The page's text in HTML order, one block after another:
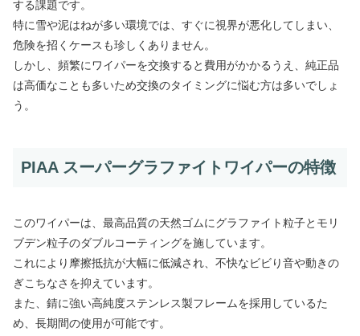
する課題です。
特に雪や泥はねが多い環境では、すぐに視界が悪化してしまい、
危険を招くケースも珍しくありません。
しかし、頻繁にワイパーを交換すると費用がかかるうえ、純正品
は高価なことも多いため交換のタイミングに悩む方は多いでしょ
う。
PIAA スーパーグラファイトワイパーの特徴
このワイパーは、最高品質の天然ゴムにグラファイト粒子とモリ
ブデン粒子のダブルコーティングを施しています。
これにより摩擦抵抗が大幅に低減され、不快なビビり音や動きの
ぎこちなさを抑えています。
また、錆に強い高純度ステンレス製フレームを採用しているた
め、長期間の使用が可能です。